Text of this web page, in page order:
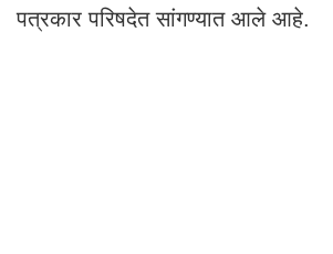
पत्रकार परिषदेत सांगण्यात आले आहे.